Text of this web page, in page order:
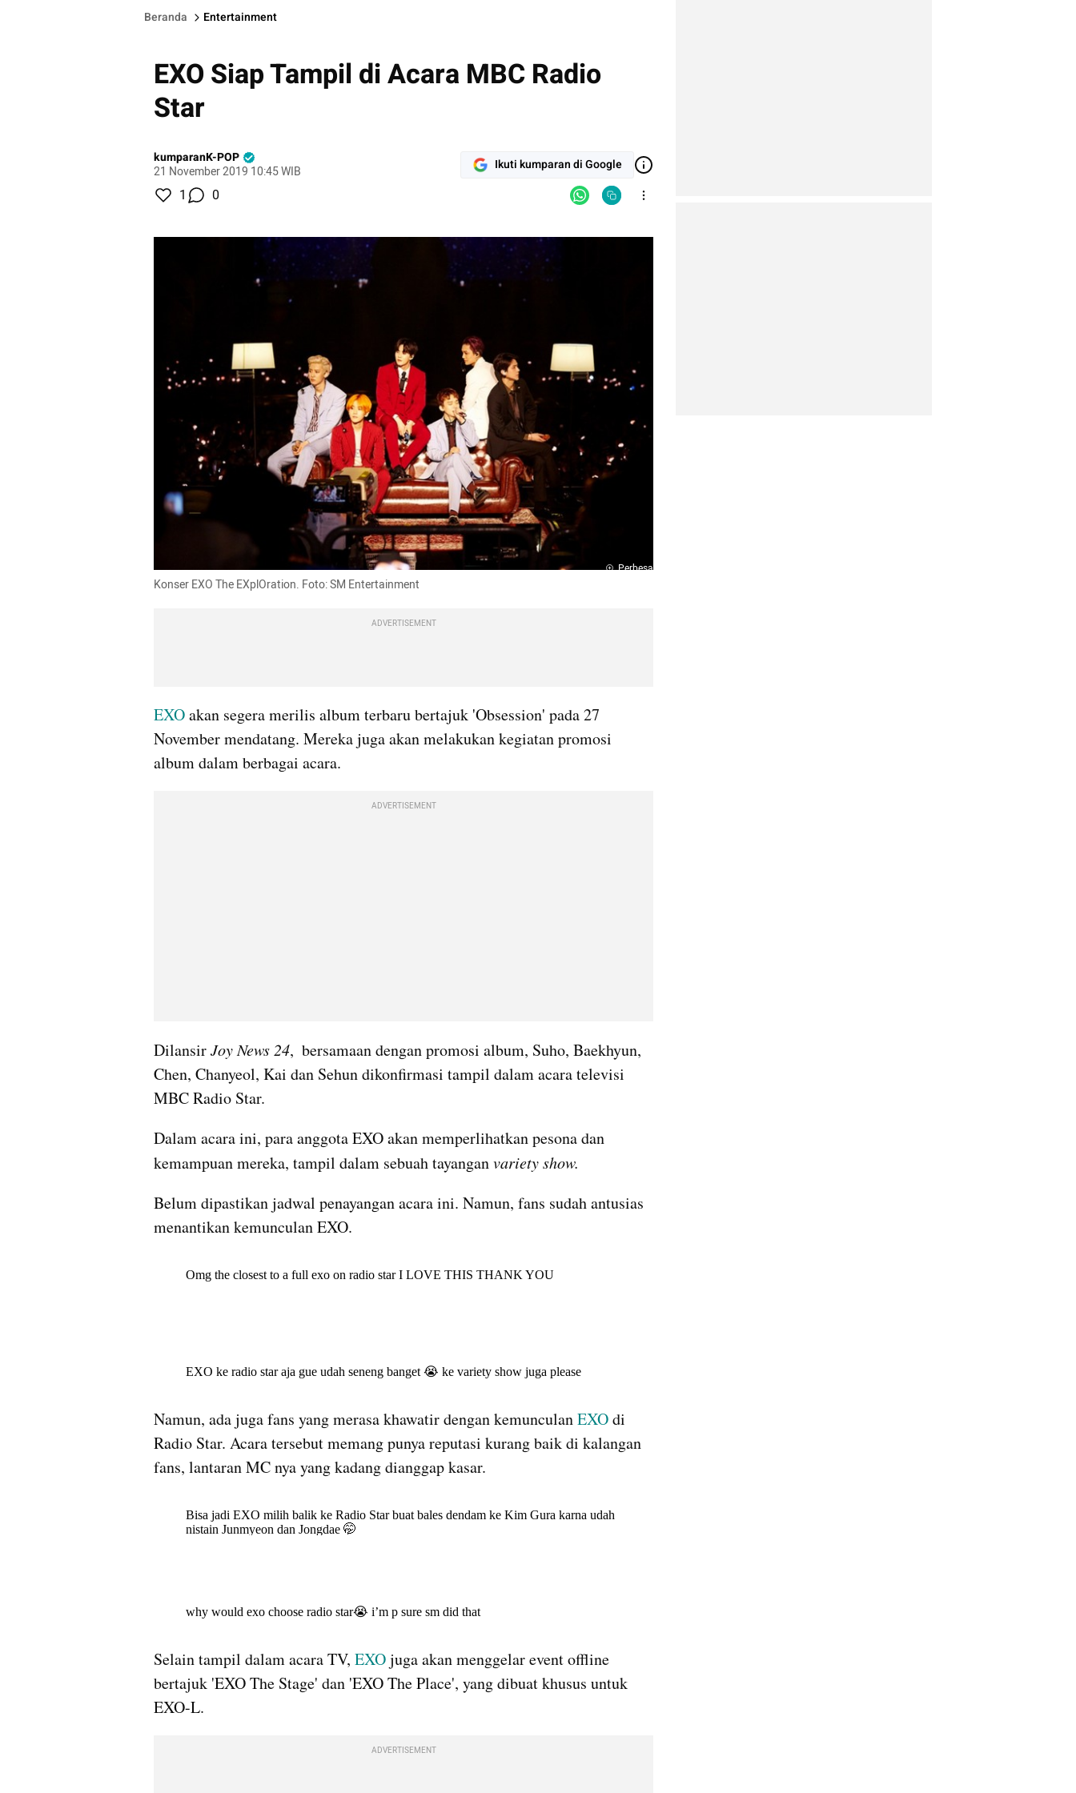
Beranda Entertainment
EXO Siap Tampil di Acara MBC Radio
Star
kumparanK-POP
21 November 2019 10:45 WIB
Ikuti kumparan di Google
1 0
Perbesar
Konser EXO The EXplOration. Foto: SM Entertainment
ADVERTISEMENT
EXO akan segera merilis album terbaru bertajuk 'Obsession' pada 27
November mendatang. Mereka juga akan melakukan kegiatan promosi
album dalam berbagai acara.
ADVERTISEMENT
Dilansir Joy News 24,  bersamaan dengan promosi album, Suho, Baekhyun,
Chen, Chanyeol, Kai dan Sehun dikonfirmasi tampil dalam acara televisi
MBC Radio Star.
Dalam acara ini, para anggota EXO akan memperlihatkan pesona dan
kemampuan mereka, tampil dalam sebuah tayangan variety show.
Belum dipastikan jadwal penayangan acara ini. Namun, fans sudah antusias
menantikan kemunculan EXO.
X post embed
X post embed
Namun, ada juga fans yang merasa khawatir dengan kemunculan EXO di
Radio Star. Acara tersebut memang punya reputasi kurang baik di kalangan
fans, lantaran MC nya yang kadang dianggap kasar.
X post embed
X post embed
Selain tampil dalam acara TV, EXO juga akan menggelar event offline
bertajuk 'EXO The Stage' dan 'EXO The Place', yang dibuat khusus untuk
EXO-L.
ADVERTISEMENT